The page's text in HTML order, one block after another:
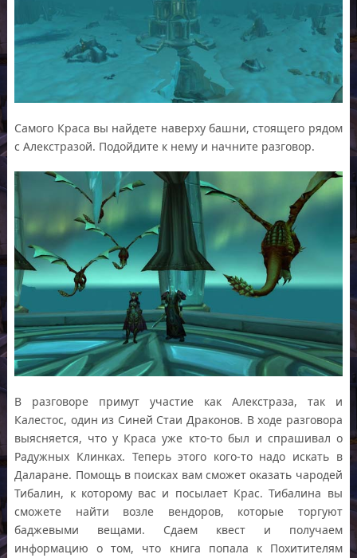
Самого Краса вы найдете наверху башни, стоящего рядом
с Алекстразой. Подойдите к нему и начните разговор.
В разговоре примут участие как Алекстраза, так и
Калестос, один из Синей Стаи Драконов. В ходе разговора
выясняется, что у Краса уже кто-то был и спрашивал о
Радужных Клинках. Теперь этого кого-то надо искать в
Даларане. Помощь в поисках вам сможет оказать чародей
Тибалин, к которому вас и посылает Крас. Тибалина вы
сможете найти возле вендоров, которые торгуют
баджевыми вещами. Сдаем квест и получаем
информацию о том, что книга попала к Похитителям